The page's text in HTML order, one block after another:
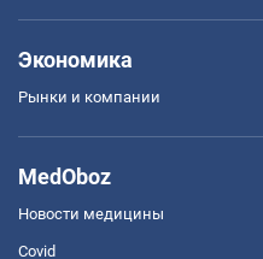
Экономика
Рынки и компании
MedOboz
Новости медицины
Covid